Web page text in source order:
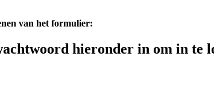
van het formulier:
hieronder in om in te